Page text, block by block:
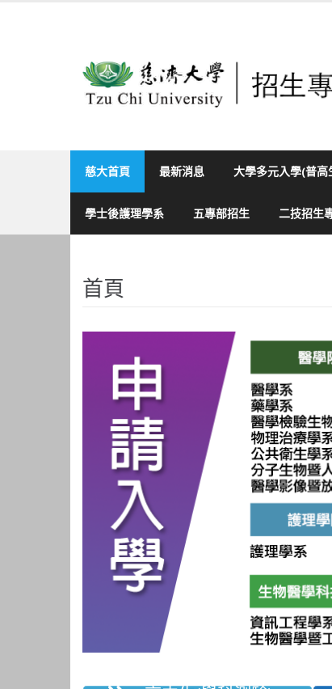
慈大首頁 最新消息 大學多元入學(普高
學士後護理學系 五專部招生 二技招生
首頁